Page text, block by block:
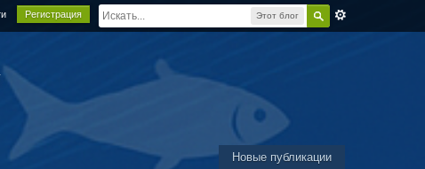
Этот блог
Регистрация
Новые публикации